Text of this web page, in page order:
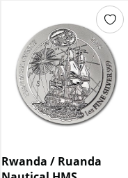
Rwanda / Ruanda